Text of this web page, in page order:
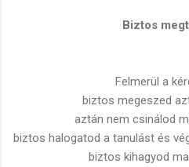
Biztos
Felmerül a
biztos megeszed
aztán nem csinálod
biztos halogatod a tanulást és
biztos kihagyod